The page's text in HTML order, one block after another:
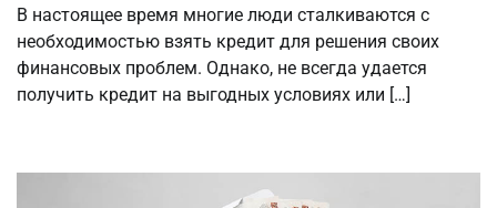
В настоящее время многие люди сталкиваются с
необходимостью взять кредит для решения своих
финансовых проблем. Однако, не всегда удается
получить кредит на выгодных условиях или […]